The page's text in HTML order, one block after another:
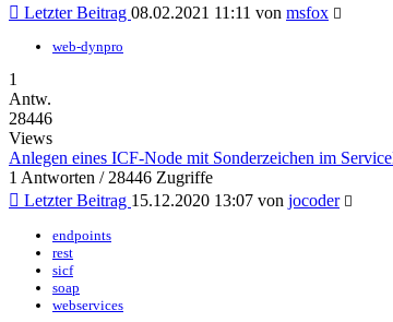
Letzter Beitrag 08.02.2021 11:11 von msfox
web-dynpro
1
Antw.
28446
Views
Anlegen eines ICF-Node mit Sonderzeichen im
1 Antworten / 28446 Zugriffe
Letzter Beitrag 15.12.2020 13:07 von jocoder
endpoints
rest
sicf
soap
webservices